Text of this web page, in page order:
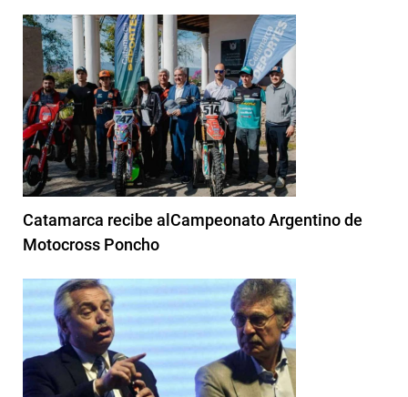
Catamarca recibe alCampeonato Argentino de
Motocross Poncho